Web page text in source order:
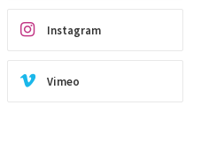
Instagram
Vimeo